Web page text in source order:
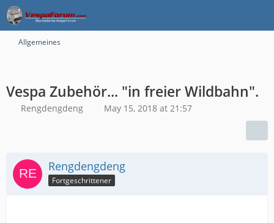
Allgemeines
Vespa Zubehör... "in freier Wildbahn".
Rengdengdeng May 15, 2018 at 21:57
Rengdengdeng
Fortgeschrittener